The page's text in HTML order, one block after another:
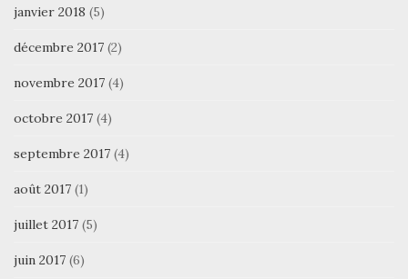
janvier 2018 (5)
décembre 2017 (2)
novembre 2017 (4)
octobre 2017 (4)
septembre 2017 (4)
août 2017 (1)
juillet 2017 (5)
juin 2017 (6)